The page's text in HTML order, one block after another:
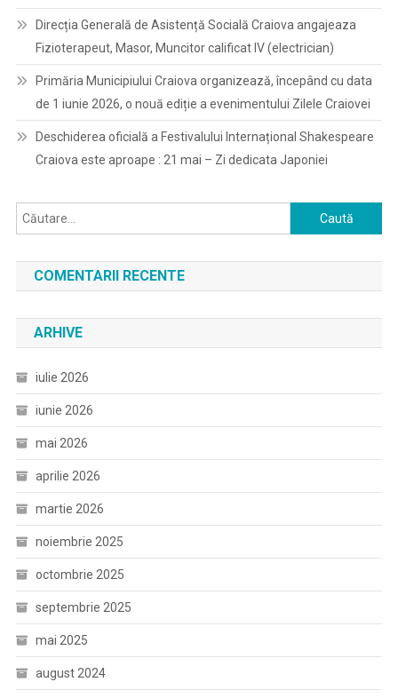
Direcția Generală de Asistență Socială Craiova angajeaza
Fizioterapeut, Masor, Muncitor calificat IV (electrician)
Primăria Municipiului Craiova organizează, începând cu data
de 1 iunie 2026, o nouă ediție a evenimentului Zilele Craiovei
Deschiderea oficială a Festivalului Internațional Shakespeare
Craiova este aproape : 21 mai – Zi dedicata Japoniei
Caută
după:
COMENTARII RECENTE
ARHIVE
iulie 2026
iunie 2026
mai 2026
aprilie 2026
martie 2026
noiembrie 2025
octombrie 2025
septembrie 2025
mai 2025
august 2024